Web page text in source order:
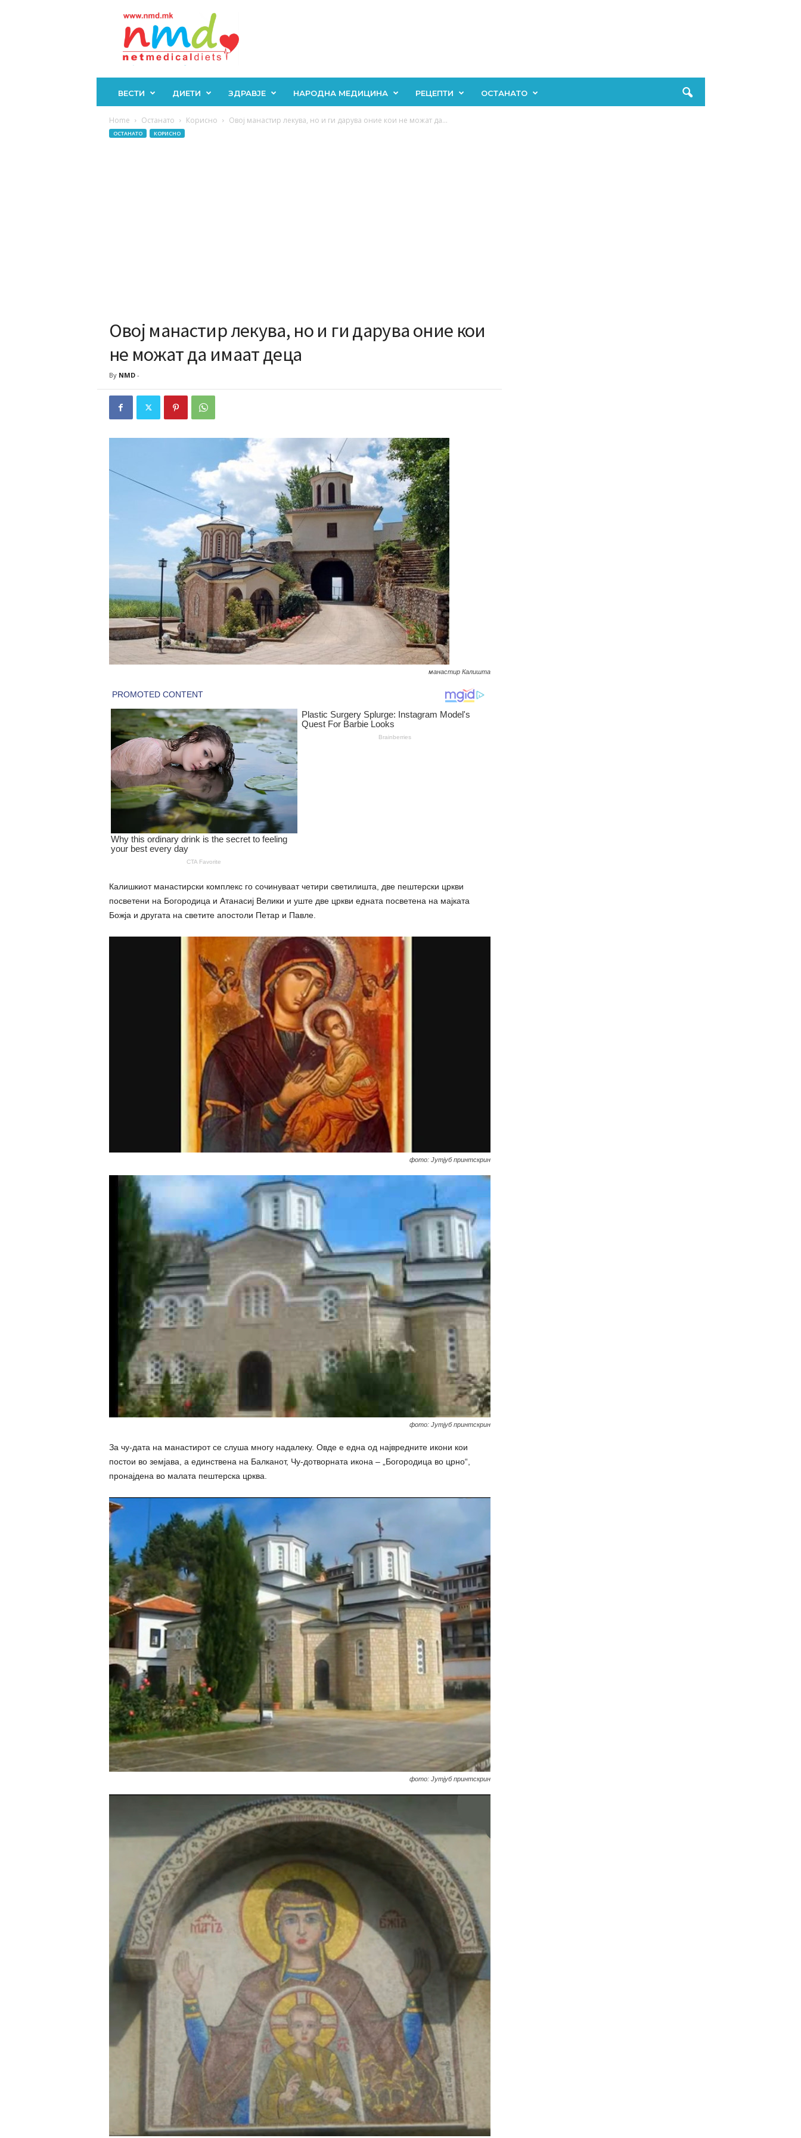
ВЕСТИ ДИЕТИ ЗДРАВЈЕ НАРОДНА МЕДИЦИНА РЕЦЕПТИ ОСТАНАТО
Home Останато Корисно Овој манастир лекува, но и ги дарува оние кои не можат да...
ОСТАНАТО КОРИСНО
Овој манастир лекува, но и ги дарува оние кои
не можат да имаат деца
By NMD-
манастир Калишта
Калишкиот манастирски комплекс го сочинуваат четири светилишта, две пештерски цркви
посветени на Богородица и Атанасиј Велики и уште две цркви едната посветена на мајката
Божја и другата на светите апостоли Петар и Павле.
фото: Јутјуб принтскрин
фото: Јутјуб принтскрин
За чу-дата на манастирот се слуша многу надалеку. Овде е една од највредните икони кои
постои во земјава, а единствена на Балканот, Чу-дотворната икона – „Богородица во црно“,
пронајдена во малата пештерска црква.
фото: Јутјуб принтскрин